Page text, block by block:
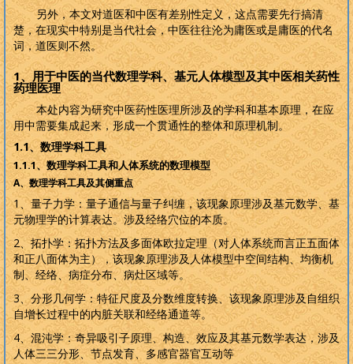
另外，本文对道医和中医有差别性定义，这点需要先行搞清
楚，在现实中特别是当代社会，中医往往沦为庸医或是庸医的代名
词，道医则不然。
1、用于中医的当代数理学科、基元人体模型及其中医相关药性
药理医理
本处内容为研究中医药性医理所涉及的学科和基本原理，在应
用中需要集成起来，形成一个贯通性的整体和原理机制。
1.1、数理学科工具
1.1.1、数理学科工具和人体系统的数理模型
A、数理学科工具及其侧重点
1 、量子力学：量子通信与量子纠缠，该现象原理涉及基元数学、基
元物理学的计算表达。涉及经络穴位的本质。
2、拓扑学：拓扑方法及多面体欧拉定理（对人体系统而言正五面体
和正八面体为主），该现象原理涉及人体模型中空间结构、均衡机
制、经络、病症分布、病灶区域等。
3、分形几何学：特征尺度及分数维度转换、该现象原理涉及自组织
自增长过程中的内脏关联和经络通道等。
4、混沌学：奇异吸引子原理、构造、效应及其基元数学表达，涉及
人体三三分形、节点发育、多感官器官互动等